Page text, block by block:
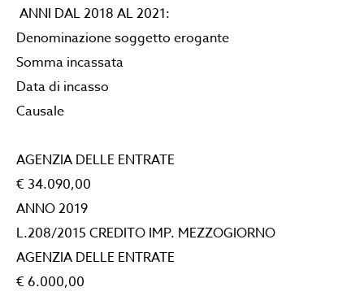
ANNI DAL 2018 AL 2021:
Denominazione soggetto erogante
Somma incassata
Data di incasso
Causale
AGENZIA DELLE ENTRATE
€ 34.090,00
ANNO 2019
L.208/2015 CREDITO IMP. MEZZOGIORNO
AGENZIA DELLE ENTRATE
€ 6.000,00